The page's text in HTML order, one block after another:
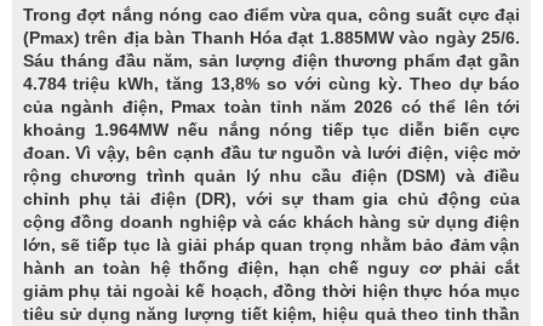
Trong đợt nắng nóng cao điểm vừa qua, công suất cực đại
(Pmax) trên địa bàn Thanh Hóa đạt 1.885MW vào ngày 25/6.
Sáu tháng đầu năm, sản lượng điện thương phẩm đạt gần
4.784 triệu kWh, tăng 13,8% so với cùng kỳ. Theo dự báo
của ngành điện, Pmax toàn tỉnh năm 2026 có thể lên tới
khoảng 1.964MW nếu nắng nóng tiếp tục diễn biến cực
đoan. Vì vậy, bên cạnh đầu tư nguồn và lưới điện, việc mở
rộng chương trình quản lý nhu cầu điện (DSM) và điều
chỉnh phụ tải điện (DR), với sự tham gia chủ động của
cộng đồng doanh nghiệp và các khách hàng sử dụng điện
lớn, sẽ tiếp tục là giải pháp quan trọng nhằm bảo đảm vận
hành an toàn hệ thống điện, hạn chế nguy cơ phải cắt
giảm phụ tải ngoài kế hoạch, đồng thời hiện thực hóa mục
tiêu sử dụng năng lượng tiết kiệm, hiệu quả theo tinh thần